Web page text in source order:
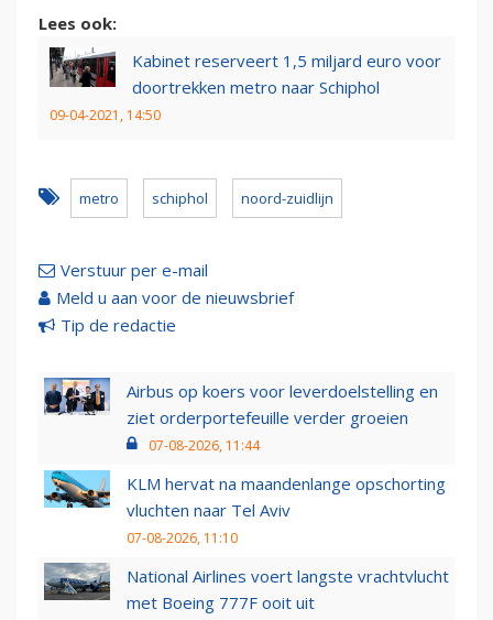
Lees ook:
Kabinet reserveert 1,5 miljard euro voor
doortrekken metro naar Schiphol
09-04-2021, 14:50
metro schiphol noord-zuidlijn
Verstuur per e-mail
Meld u aan voor de nieuwsbrief
Tip de redactie
Airbus op koers voor leverdoelstelling en
ziet orderportefeuille verder groeien
07-08-2026, 11:44
KLM hervat na maandenlange opschorting
vluchten naar Tel Aviv
07-08-2026, 11:10
National Airlines voert langste vrachtvlucht
met Boeing 777F ooit uit